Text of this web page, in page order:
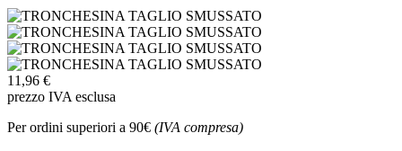
11,96 €
prezzo IVA esclusa
Per ordini superiori a 90€ (IVA compresa)